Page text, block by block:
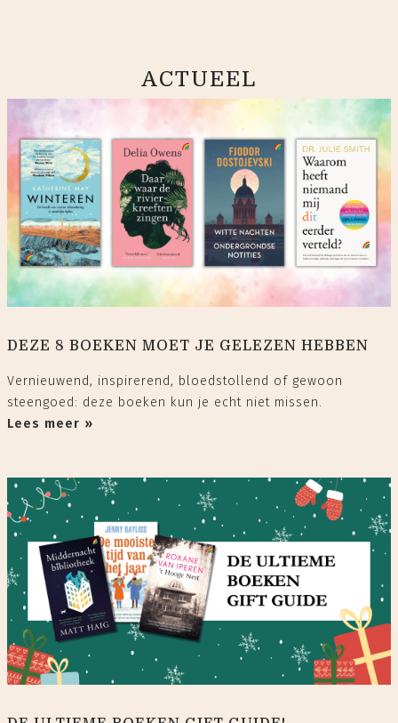
ACTUEEL
DEZE 8 BOEKEN MOET JE GELEZEN HEBBEN
Vernieuwend, inspirerend, bloedstollend of gewoon
steengoed: deze boeken kun je echt niet missen.
Lees meer »